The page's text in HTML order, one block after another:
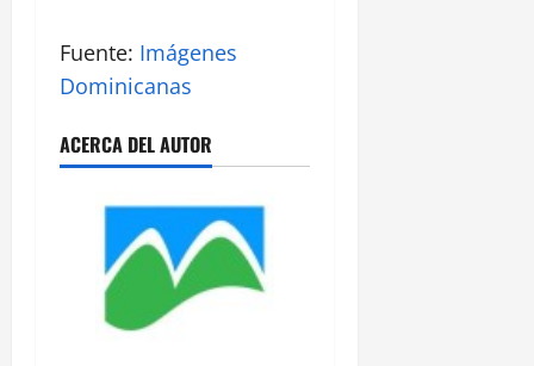
Fuente: Imágenes
Dominicanas
ACERCA DEL AUTOR